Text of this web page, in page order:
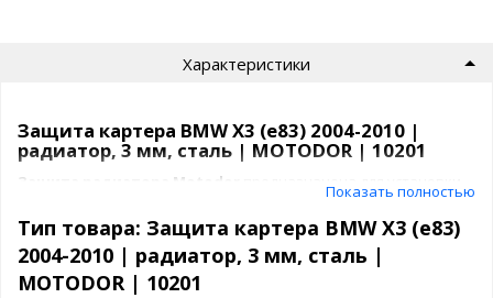
Характеристики
Защита картера BMW X3 (e83) 2004-2010 |
радиатор, 3 мм, сталь | MOTODOR | 10201
Защита радиатора Motodor
. Конструкция обеспечивает
надёжную защиту радиатора от механических повреждений,
вызванных ударами, камнями, льдом и другими препятствиями
на дороге.
Показать полностью
Тип товара: Защита картера BMW X3 (e83)
2004-2010 | радиатор, 3 мм, сталь |
MOTODOR | 10201